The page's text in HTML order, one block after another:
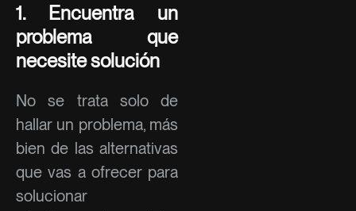
1. Encuentra un
problema que
necesite solución
No se trata solo de
hallar un problema, más
bien de las alternativas
que vas a ofrecer para
solucionar